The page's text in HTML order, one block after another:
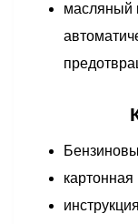
масляный
картонная